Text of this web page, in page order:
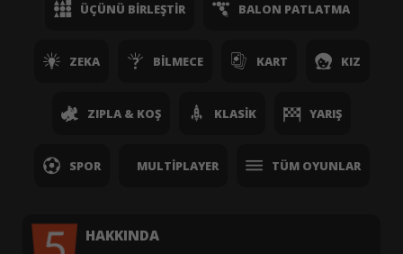
ÜÇÜNÜ BIRLEŞTIR BALON PATLATMA
ZEKA BILMECE KART KIZ
ZIPLA & KOŞ KLASIK YARIŞ
SPOR MULTIPLAYER TÜM OYUNLAR
HAKKINDA